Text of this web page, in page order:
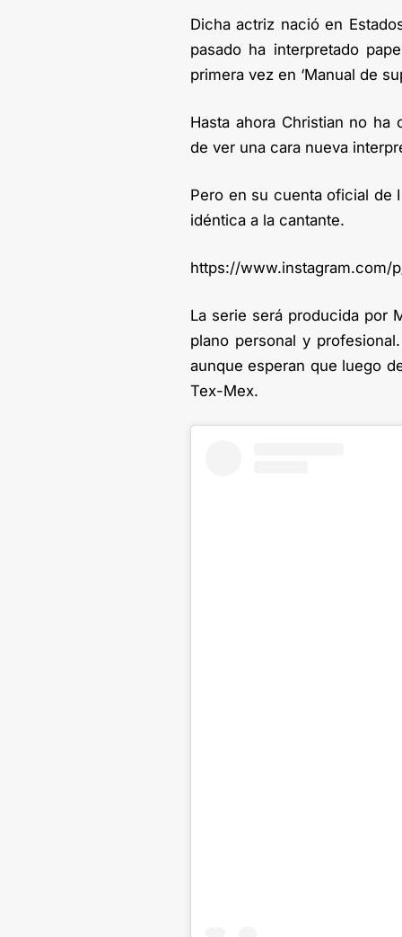
Dicha actriz nació en
pasado ha interpretado
primera vez en ‘Manual de
Hasta ahora Christian no
de ver una cara nueva
Pero en su cuenta oficial de
idéntica a la cantante.
https://www.instagram.com/
La serie será producida por
plano personal y
aunque esperan que luego
Tex-Mex.